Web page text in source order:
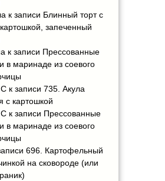
к записи Блинный торт с
запеченный
к записи Прессованные
в маринаде из соевого
Ск записи 735. Акула
с картошкой
Ск записи Прессованные
в маринаде из соевого
696. Картофельный
на сковороде (или